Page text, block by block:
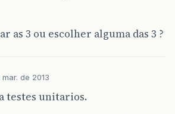
as 3 ou escolher alguma das 3 ?
de 2013
testes unitarios.